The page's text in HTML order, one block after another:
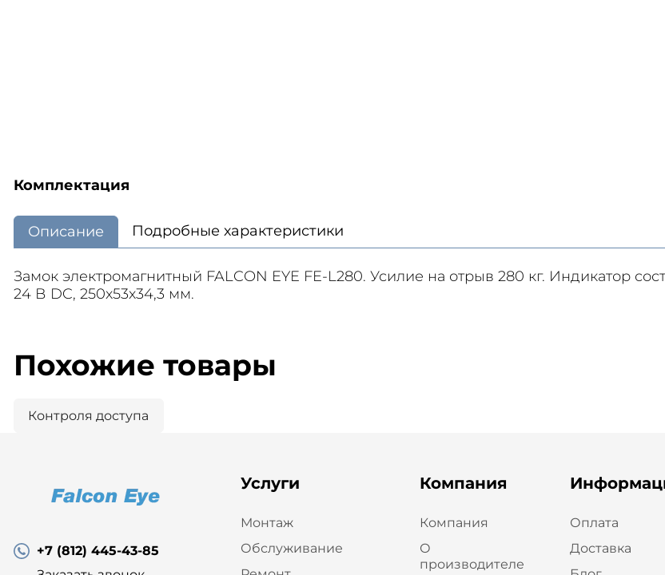
Комплектация
Описание Подробные характеристики
Замок электромагнитный FALCON EYE FE-L280. Усилие на отрыв 280 кг. Индикатор
24 В DC, 250x53x34,3 мм.
Похожие товары
Контроля доступа
+7 (812) 445-43-85
Услуги
Монтаж
Обслуживание
Компания
Компания
О
производителе
Оплата
Доставка